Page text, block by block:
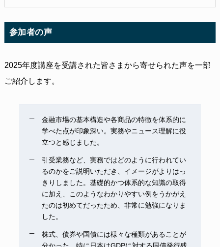
参加者の声
2025年度講座を受講された皆さまから寄せられた声を一部
ご紹介します。
金融市場の基本構造や各商品の特徴を体系的に
学べた点が印象深い。実務やニュース理解に役
立つと感じました。
引受業務など、実務ではどのように行われてい
るのかをご説明いただき、イメージがよりはっ
きりしました。基礎的かつ体系的な知識の取得
に加え、このようなわかりやすい例をうかがえ
たのは初めてだったため、非常に勉強になりま
した。
株式、債券や国債には様々な種類があることが
分かった。特に日本はGDPに対する国債発行残